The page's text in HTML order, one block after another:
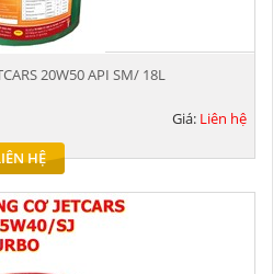
20W50 API SM/ 18L
Giá: Liên hệ
HỆ